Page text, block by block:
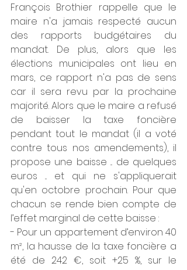
François Brothier rappelle que le
maire n'a jamais respecté aucun
des rapports budgétaires du
mandat. De plus, alors que les
élections municipales ont lieu en
mars, ce rapport n'a pas de sens
car il sera revu par la prochaine
majorité. Alors que le maire a refusé
de baisser la taxe foncière
pendant tout le mandat (il a voté
contre tous nos amendements), il
propose une baisse ... de quelques
euros ... et qui ne s'appliquerait
qu'en octobre prochain. Pour que
chacun se rende bien compte de
l’effet marginal de cette baisse :
- Pour un appartement d’environ 40
m², la hausse de la taxe foncière a
été de 242 €, soit +25 %, sur le